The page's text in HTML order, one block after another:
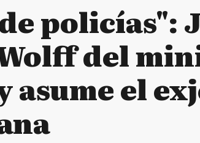
policías":
del
asume el